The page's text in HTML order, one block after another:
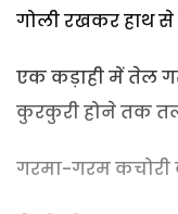
गोली रखकर हाथ
एक कड़ाही में तेल
कुरकुरी होने तक
गरमा-गरम कचोरी